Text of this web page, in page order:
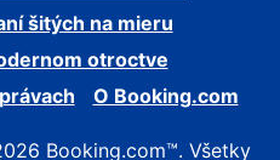
šitých na mieru
otroctve
O Booking.com
Booking.com™. Všetky